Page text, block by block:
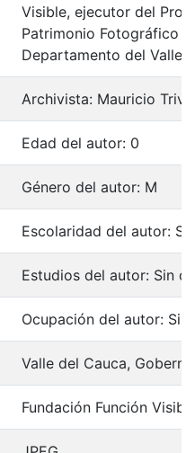
Visible, ejecutor del
Patrimonio Fotográfico
Departamento del Valle
Archivista: Mauricio
Edad del autor: 0
Género del autor: M
Escolaridad del autor:
Estudios del autor: Sin
Ocupación del autor: Sin
Valle del Cauca,
Fundación Función